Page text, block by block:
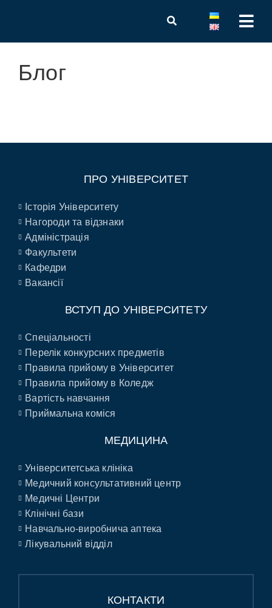
Блог
ПРО УНІВЕРСИТЕТ
Історія Університету
Нагороди та відзнаки
Адміністрація
Факультети
Кафедри
Вакансії
ВСТУП ДО УНІВЕРСИТЕТУ
Спеціальності
Перелік конкурсних предметів
Правила прийому в Університет
Правила прийому в Коледж
Вартість навчання
Приймальна коміся
МЕДИЦИНА
Університетська клініка
Медичний консультативний центр
Медичні Центри
Клінічні бази
Навчально-виробнича аптека
Лікувальний відділ
КОНТАКТИ